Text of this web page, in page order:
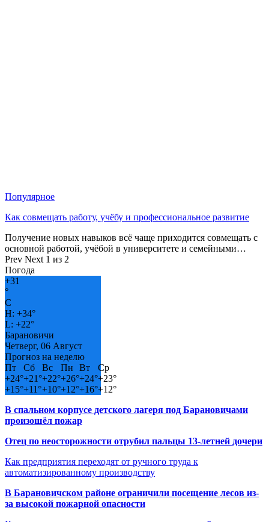
Популярное
Как совмещать работу, учёбу и профессиональное развитие
Получение новых навыков всё чаще приходится совмещать с
основной работой, учёбой в университете и семейными…
Prev Next 1 из 2
Погода
+31
°
C
H: +34°
L: +22°
Барановичи
Четверг, 06 Август
Прогноз на неделю
Пт
Сб Вс Пн Вт
Ср
+24°+21°+22°+26°+24°+23°
+15°+11°+10°+12°+16°+12°
В спальном корпусе детского лагеря под Барановичами
произошёл пожар
Отец по неосторожности отрубил пальцы 13-летней дочери
Как предприятия переходят от ручного труда к
автоматизированному производству
В Барановичском районе ограничили посещение лесов из-
за высокой пожарной опасности